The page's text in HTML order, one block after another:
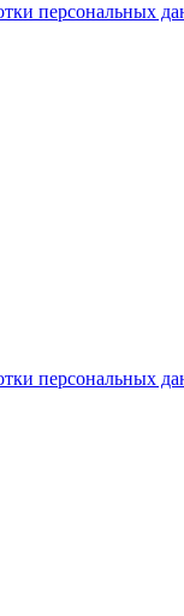
персональных
персональных